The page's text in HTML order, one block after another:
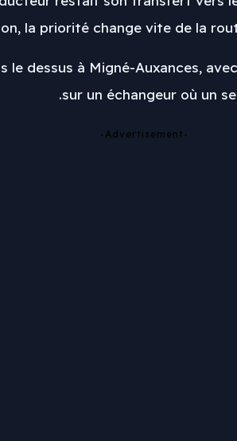
la priorité change vite de la
le dessus à Migné-Auxances,
sur un échangeur où un
-Advertisement-